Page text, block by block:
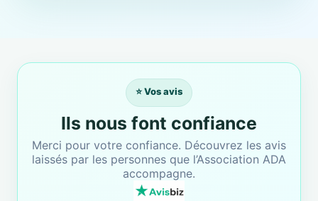
⭐ Vos avis
Ils nous font confiance
Merci pour votre confiance. Découvrez les avis
laissés par les personnes que l’Association ADA
accompagne.